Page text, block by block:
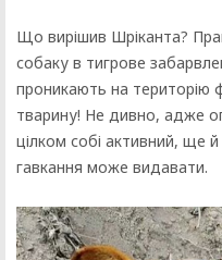
Що вирішив Шріканта?
собаку в тигрове
проникають на територію
тварину! Не дивно, адже
цілком собі активний, ще й
гавкання може видавати.